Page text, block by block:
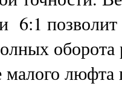
6:1
малого